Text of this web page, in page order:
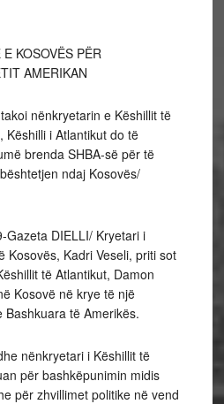
KOSOVËS PËR
AMERIKAN
nënkryetarin e Këshillit të
Këshilli i Atlantikut do të
brenda SHBA-së për të
ndaj Kosovës/
Gazeta DIELLI/ Kryetari i
Kosovës, Kadri Veseli, priti sot
të Atlantikut, Damon
Kosovë në krye të një
të Amerikës.
nënkryetari i Këshillit të
për bashkëpunimin midis
për zhvillimet politike në vend